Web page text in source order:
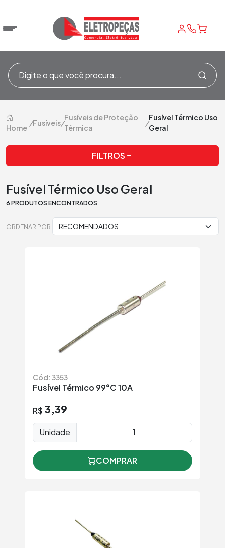
Home
/Fusíveis/
Fusíveis de Proteção
Térmica
/
Fusível Térmico Uso
Geral
FILTROS
Fusível Térmico Uso Geral
6 PRODUTOS ENCONTRADOS
ORDENAR POR:
Cód: 3353
Fusível Térmico 99°C 10A
R$ 3,39
Unidade
COMPRAR